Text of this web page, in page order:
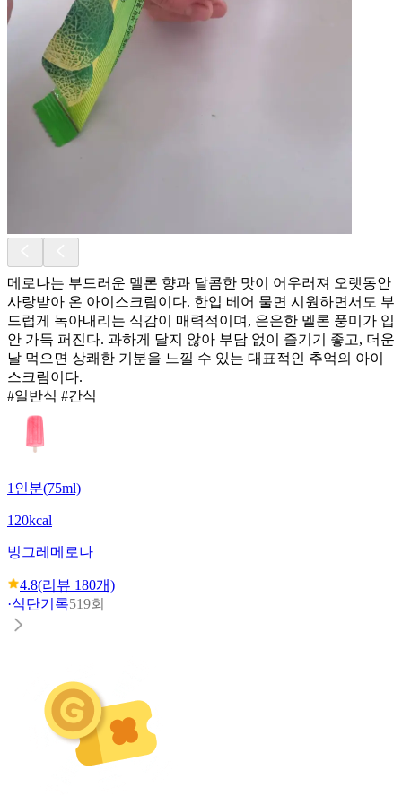
메로나는 부드러운 멜론 향과 달콤한 맛이 어우러져 오랫동안
사랑받아 온 아이스크림이다. 한입 베어 물면 시원하면서도 부
드럽게 녹아내리는 식감이 매력적이며, 은은한 멜론 풍미가 입
안 가득 퍼진다. 과하게 달지 않아 부담 없이 즐기기 좋고, 더운
날 먹으면 상쾌한 기분을 느낄 수 있는 대표적인 추억의 아이
스크림이다.
#일반식 #간식
1인분(75ml)
120kcal
빙그레 메로나
4.8(리뷰 180개)
·식단기록519회